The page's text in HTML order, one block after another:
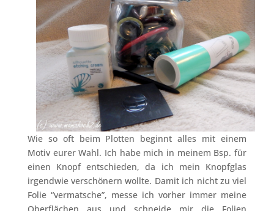
Wie so oft beim Plotten beginnt alles mit einem
Motiv eurer Wahl. Ich habe mich in meinem Bsp. für
einen Knopf entschieden, da ich mein Knopfglas
irgendwie verschönern wollte. Damit ich nicht zu viel
Folie “vermatsche”, messe ich vorher immer meine